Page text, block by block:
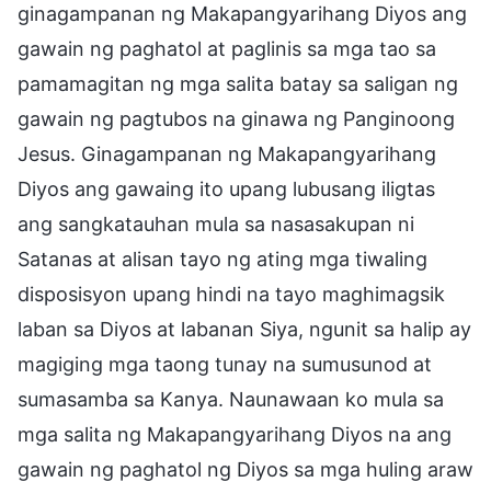
ginagampanan ng Makapangyarihang Diyos ang
gawain ng paghatol at paglinis sa mga tao sa
pamamagitan ng mga salita batay sa saligan ng
gawain ng pagtubos na ginawa ng Panginoong
Jesus. Ginagampanan ng Makapangyarihang
Diyos ang gawaing ito upang lubusang iligtas
ang sangkatauhan mula sa nasasakupan ni
Satanas at alisan tayo ng ating mga tiwaling
disposisyon upang hindi na tayo maghimagsik
laban sa Diyos at labanan Siya, ngunit sa halip ay
magiging mga taong tunay na sumusunod at
sumasamba sa Kanya. Naunawaan ko mula sa
mga salita ng Makapangyarihang Diyos na ang
gawain ng paghatol ng Diyos sa mga huling araw